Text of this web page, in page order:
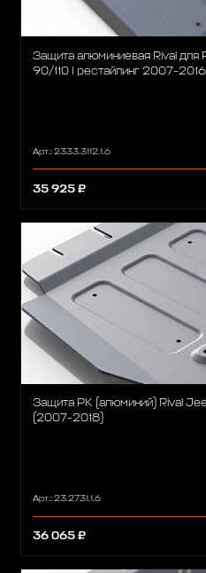
Защита алюминиевая Rival
90/110 I рестайлинг 2007-
Арт.: 2333.3112.1.6
35 925 ₽
Защита РК (алюминий) Rival
(2007-2018)
Арт.: 23.2731.1.6
36 065 ₽